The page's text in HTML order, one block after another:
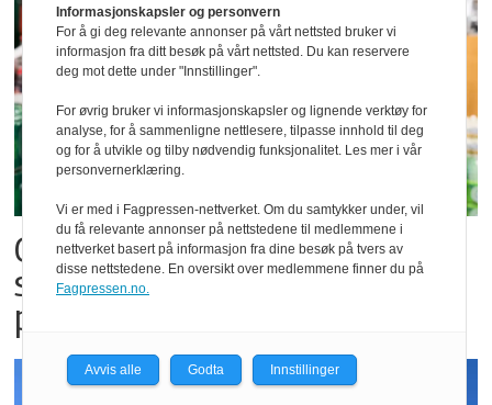
Carlsberg forventer
salgsrekord for alkoholfri øl
på festivaler
Informasjonskapsler og personvern
For å gi deg relevante annonser på vårt nettsted bruker vi
informasjon fra ditt besøk på vårt nettsted. Du kan reservere
deg mot dette under "Innstillinger".
For øvrig bruker vi informasjonskapsler og lignende verktøy for
analyse, for å sammenligne nettlesere, tilpasse innhold til deg
og for å utvikle og tilby nødvendig funksjonalitet. Les mer i vår
personvernerklæring.
Vi er med i Fagpressen-nettverket. Om du samtykker under, vil
du få relevante annonser på nettstedene til medlemmene i
nettverket basert på informasjon fra dine besøk på tvers av
disse nettstedene. En oversikt over medlemmene finner du på
Fagpressen.no.
Avvis alle Godta Innstillinger